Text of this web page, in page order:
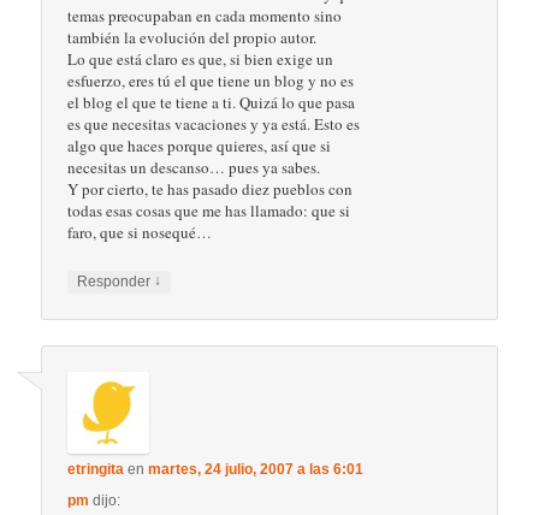
temas preocupaban en cada momento sino
también la evolución del propio autor.
Lo que está claro es que, si bien exige un
esfuerzo, eres tú el que tiene un blog y no es
el blog el que te tiene a ti. Quizá lo que pasa
es que necesitas vacaciones y ya está. Esto es
algo que haces porque quieres, así que si
necesitas un descanso… pues ya sabes.
Y por cierto, te has pasado diez pueblos con
todas esas cosas que me has llamado: que si
faro, que si nosequé…
Responder ↓
etringita enmartes, 24 julio, 2007 a las 6:01
pm dijo: